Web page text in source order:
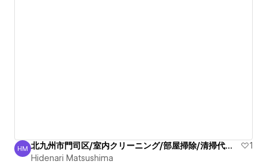
Hidenari Matsushima
HM 北九州市門司区/室内クリーニング/部屋掃除/清掃代行/出張
1
Hidenari Matsushima